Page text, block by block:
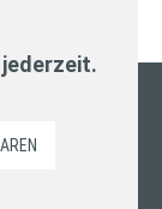
jederzeit.